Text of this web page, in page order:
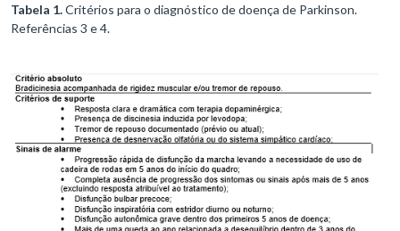
Tabela 1.Critérios para o diagnóstico de doença de Parkinson.
Referências 3 e 4.